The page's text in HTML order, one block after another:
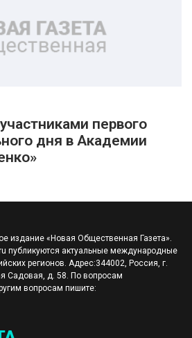
первого
дня в Академии
издание «Новая Общественная Газета».
публикуются актуальные международные
регионов. Адрес:344002, Россия, г.
Садовая, д. 58. По вопросам
вопросам пишите: